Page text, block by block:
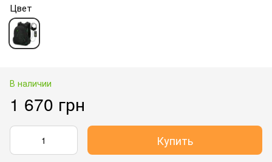
Цвет
В наличии
1 670 грн
Купить